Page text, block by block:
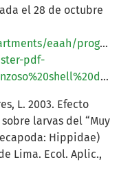
el 28 de octubre
eaah/
pdf-
L. 2003. Efecto
larvas del “Muy
Hippidae)
Lima. Ecol. Aplic.,